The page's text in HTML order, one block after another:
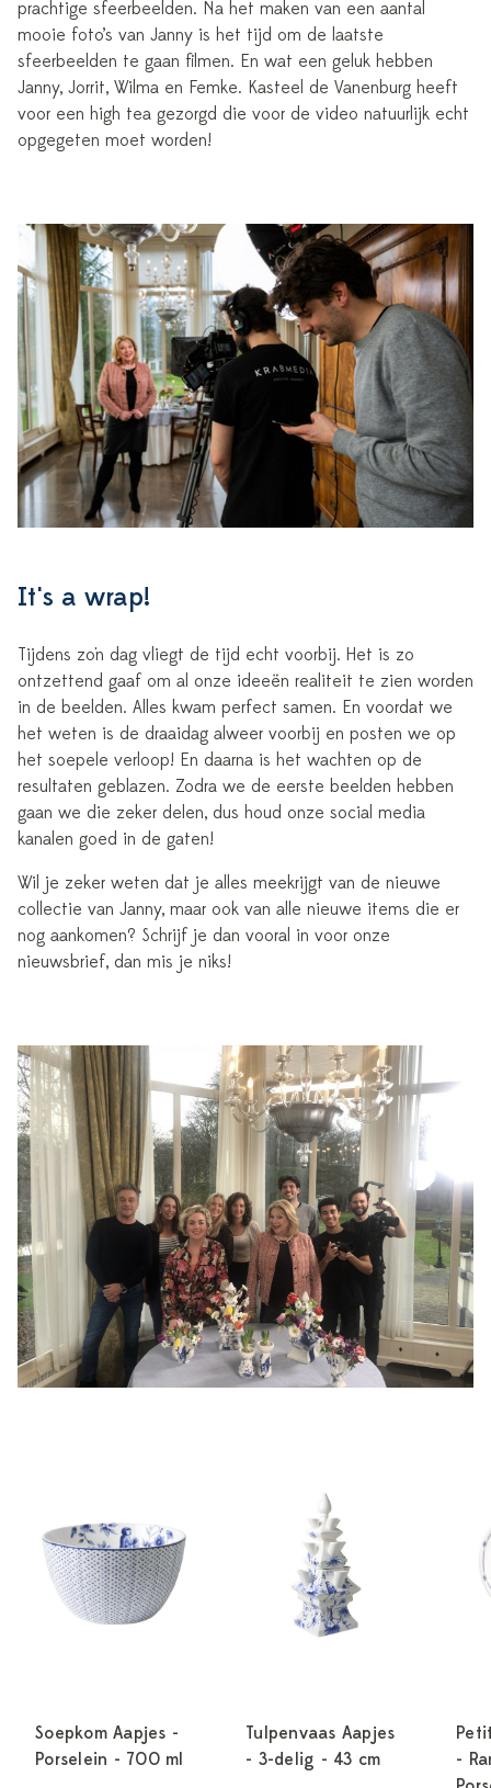
prachtige sfeerbeelden. Na het maken van een aantal
mooie foto’s van Janny is het tijd om de laatste
sfeerbeelden te gaan filmen. En wat een geluk hebben
Janny, Jorrit, Wilma en Femke. Kasteel de Vanenburg heeft
voor een high tea gezorgd die voor de video natuurlijk echt
opgegeten moet worden!
It's a wrap!
Tijdens zo'n dag vliegt de tijd echt voorbij. Het is zo
ontzettend gaaf om al onze ideeën realiteit te zien worden
in de beelden. Alles kwam perfect samen. En voordat we
het weten is de draaidag alweer voorbij en posten we op
het soepele verloop! En daarna is het wachten op de
resultaten geblazen. Zodra we de eerste beelden hebben
gaan we die zeker delen, dus houd onze social media
kanalen goed in de gaten!
Wil je zeker weten dat je alles meekrijgt van de nieuwe
collectie van Janny, maar ook van alle nieuwe items die er
nog aankomen? Schrijf je dan vooral in voor onze
nieuwsbrief, dan mis je niks!
Soepkom Aapjes -
Porselein - 700 ml
Tulpenvaas Aapjes
- 3-delig - 43 cm
-